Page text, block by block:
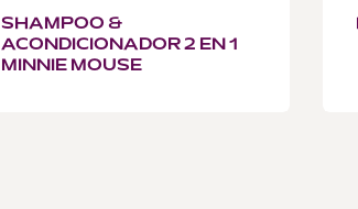
SHAMPOO &
ACONDICIONADOR 2 EN 1
MINNIE MOUSE